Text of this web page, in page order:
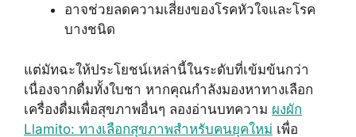
อาจช่วยลดความเสี่ยงของโรคหัวใจและโรค
บางชนิด
แต่มัทฉะให้ประโยชน์เหล่านี้ในระดับที่เข้มข้นกว่า
เนื่องจากดื่มทั้งใบชา หากคุณกำลังมองหาทางเลือก
เครื่องดื่มเพื่อสุขภาพอื่นๆ ลองอ่านบทความ ผงผัก
Llamito: ทางเลือกสุขภาพสำหรับคนยุคใหม่ เพื่อ